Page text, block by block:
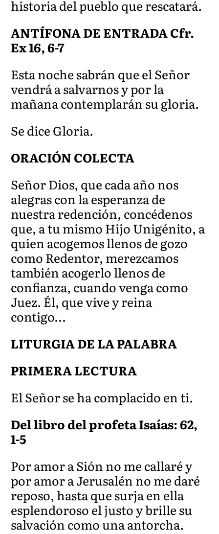
historia del pueblo que rescatará.
ANTÍFONA DE ENTRADA Cfr.
Ex 16, 6-7
Esta noche sabrán que el Señor
vendrá a salvarnos y por la
mañana contemplarán su gloria.
Se dice Gloria.
ORACIÓN COLECTA
Señor Dios, que cada año nos
alegras con la esperanza de
nuestra redención, concédenos
que, a tu mismo Hijo Unigénito, a
quien acogemos llenos de gozo
como Redentor, merezcamos
también acogerlo llenos de
confianza, cuando venga como
Juez. Él, que vive y reina
contigo…
LITURGIA DE LA PALABRA
PRIMERA LECTURA
El Señor se ha complacido en ti.
Del libro del profeta Isaías: 62,
1-5
Por amor a Sión no me callaré y
por amor a Jerusalén no me daré
reposo, hasta que surja en ella
esplendoroso el justo y brille su
salvación como una antorcha.